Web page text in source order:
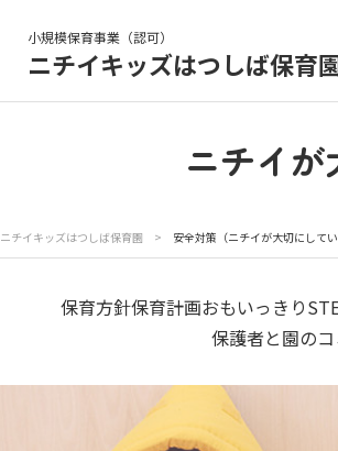
小規模保育事業（認可）
ニチイキッズはつしば保育
保育園見学
各種書類
ニチイ
ニチイキッズはつしば保育園 > 安全対策（ニチイが大切にしてい
保育方針保育計画おもいっきり
保護者と園の